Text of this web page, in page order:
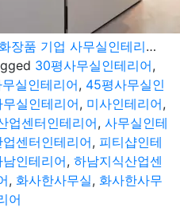
화사한 디자인의 하남 미사 화장품 기업 사무실인테리어 현장
30평사무실인테리어,
실인테리어, 45평사무실인
실인테리어, 미사인테리어,
업센터인테리어, 사무실인테
센터인테리어, 피티샵인테
남인테리어, 하남지식산업센
, 화사한사무실, 화사한사무
어